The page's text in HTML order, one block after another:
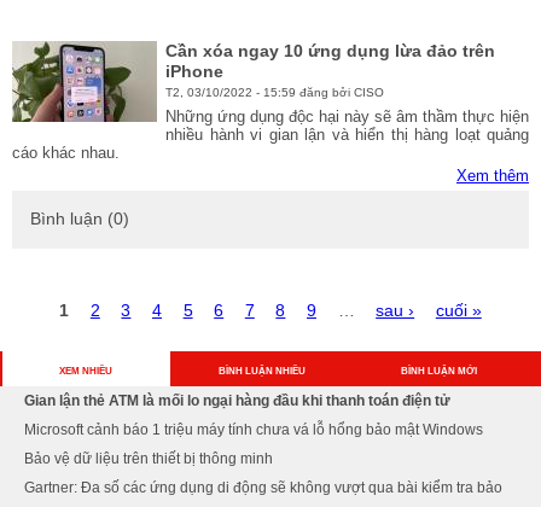
Cần xóa ngay 10 ứng dụng lừa đảo trên
iPhone
T2, 03/10/2022 - 15:59 đăng bởi CISO
Những ứng dụng độc hại này sẽ âm thầm thực hiện
nhiều hành vi gian lận và hiển thị hàng loạt quảng
cáo khác nhau.
Xem thêm
Bình luận (0)
1 2 3 4 5 6 7 8 9 … sau › cuối »
XEM NHIỀU BÌNH LUẬN NHIỀU BÌNH LUẬN MỚI
Gian lận thẻ ATM là mối lo ngại hàng đầu khi thanh toán điện tử
Microsoft cảnh báo 1 triệu máy tính chưa vá lỗ hổng bảo mật Windows
Bảo vệ dữ liệu trên thiết bị thông minh
Gartner: Đa số các ứng dụng di động sẽ không vượt qua bài kiểm tra bảo